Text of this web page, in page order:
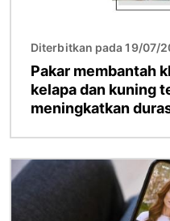
Diterbitkan pada 19/07/
Pakar membantah
kelapa dan kuning
meningkatkan
Gambar